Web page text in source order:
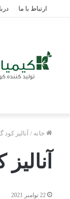
ارتباط با ما
خانه / آنالیز کود
22 نوامبر 2021